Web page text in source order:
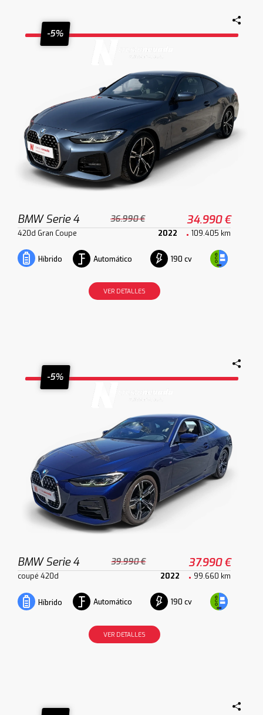
-5%
BMW Serie 4 36.990 € 34.990 €
420d Gran Coupe 2022 109.405 km
Híbrido Automático 190 cv
VER DETALLES
-5%
BMW Serie 4 39.990 € 37.990 €
coupé 420d 2022 99.660 km
Híbrido Automático 190 cv
VER DETALLES